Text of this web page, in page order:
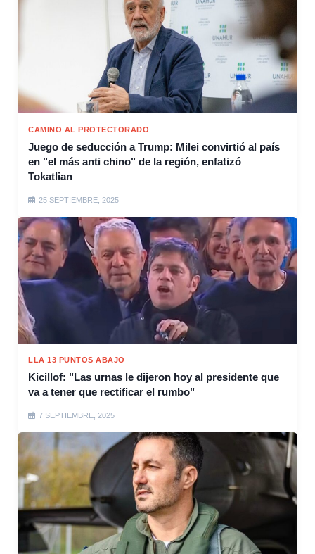
CAMINO AL PROTECTORADO
Juego de seducción a Trump: Milei convirtió al país
en "el más anti chino" de la región, enfatizó
Tokatlian
25 SEPTIEMBRE, 2025
LLA 13 PUNTOS ABAJO
Kicillof: "Las urnas le dijeron hoy al presidente que
va a tener que rectificar el rumbo"
7 SEPTIEMBRE, 2025